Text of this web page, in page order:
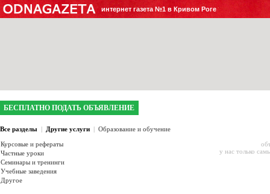
интернет газета №1 в Кривом Роге
БЕСПЛАТНО ПОДАТЬ ОБЪЯВЛЕНИЕ
Все разделы | Другие услуги | Образование и обучение
Курсовые и рефераты
Частные уроки
Семинары и тренинги
Учебные заведения
Другое
у нас только